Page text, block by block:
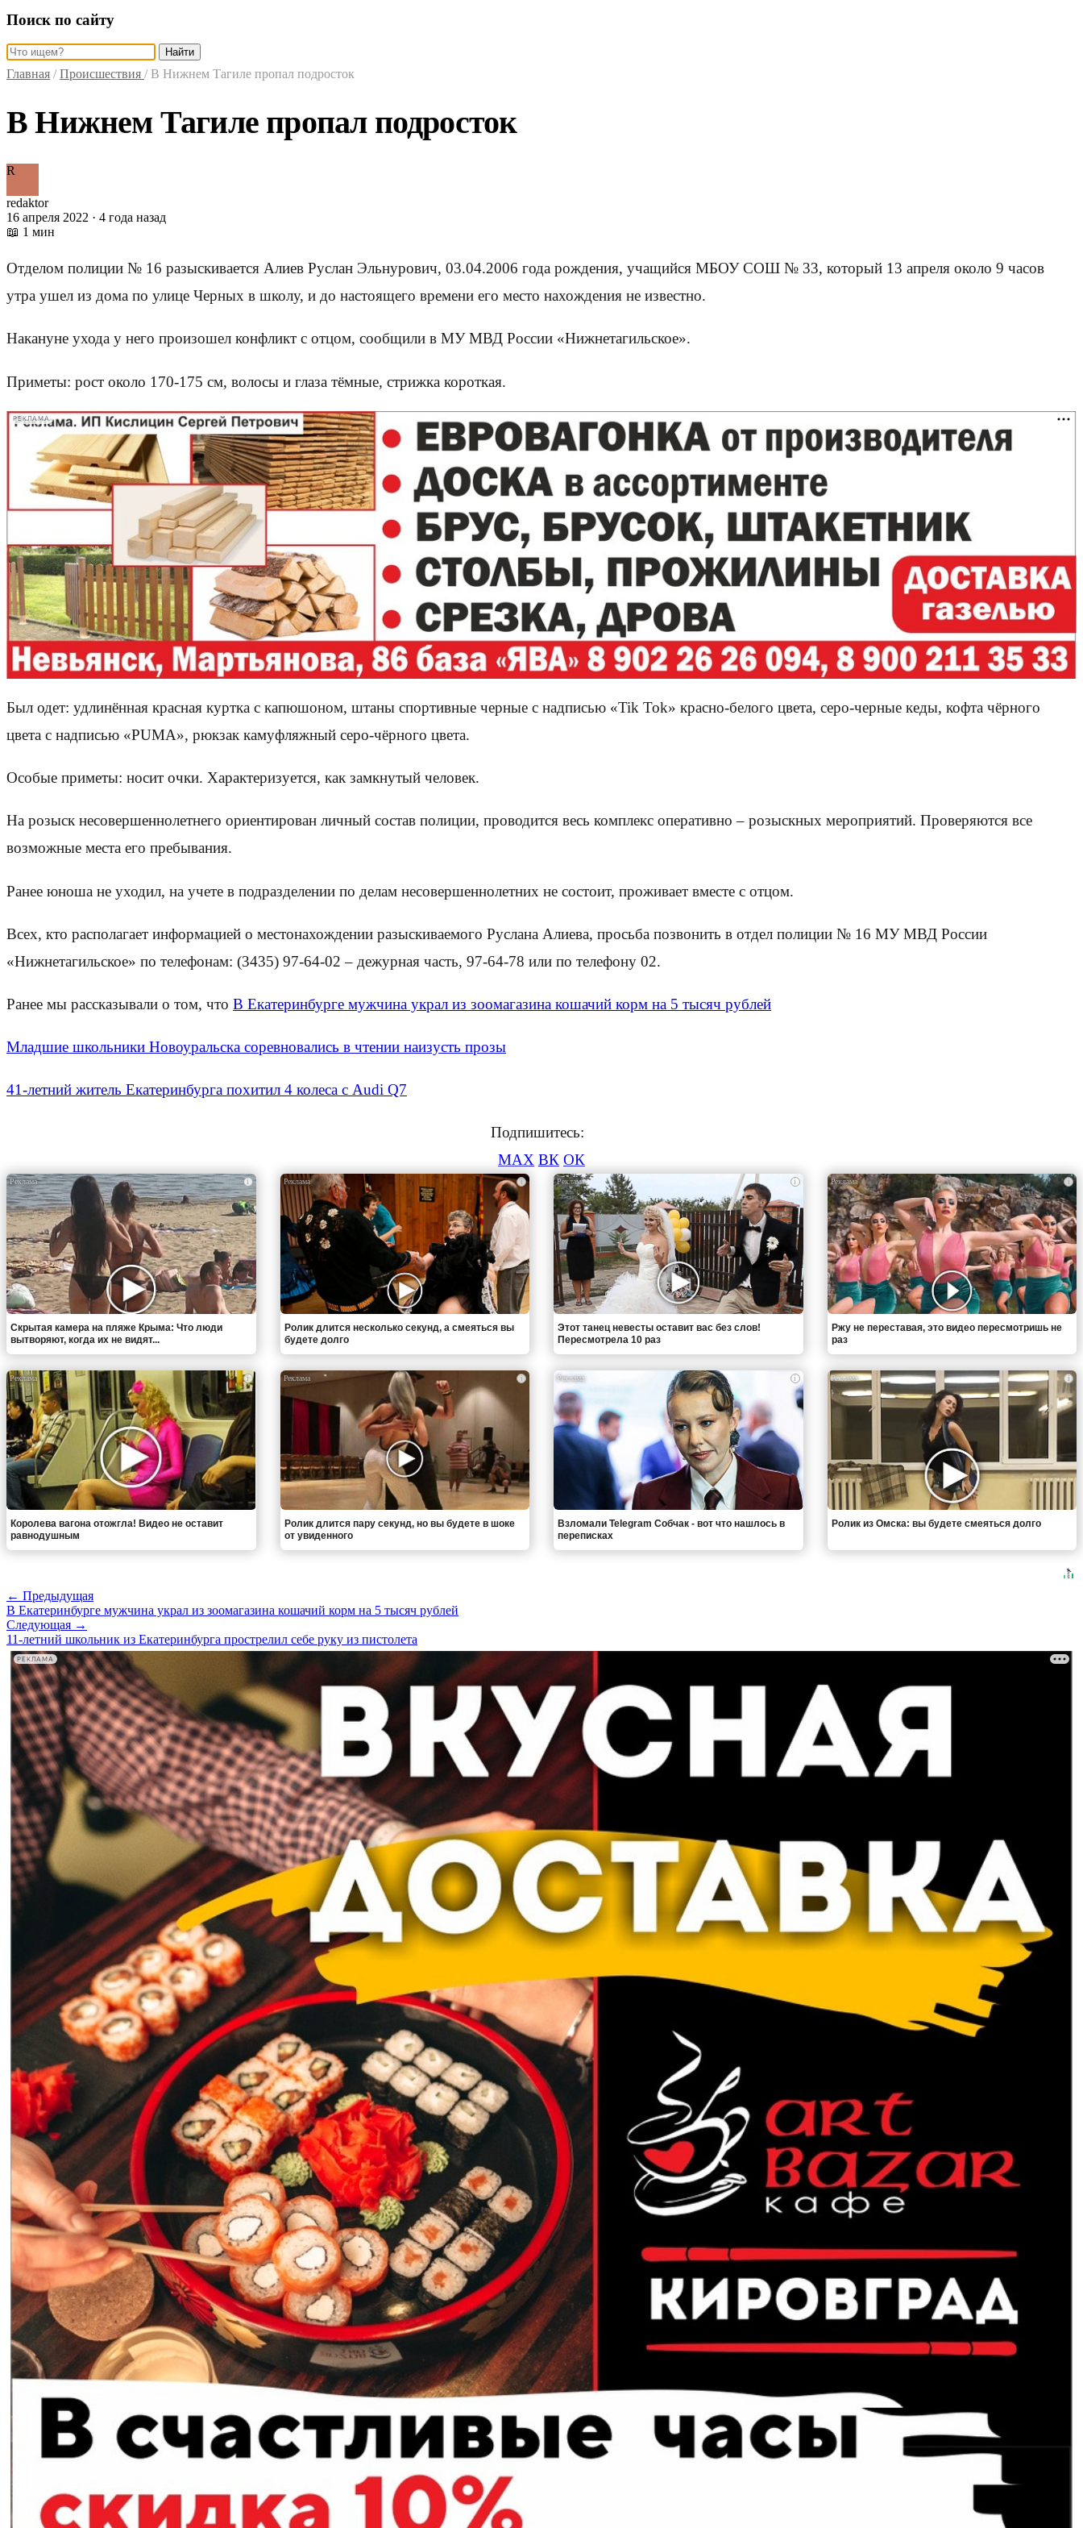
Поиск по сайту
Найти
Главная / Происшествия / В Нижнем Тагиле пропал подросток
В Нижнем Тагиле пропал подросток
R
redaktor
16 апреля 2022 · 4 года назад
📖 1 мин
Отделом полиции № 16 разыскивается Алиев Руслан Эльнурович, 03.04.2006 года рождения, учащийся МБОУ СОШ № 33, который 13 апреля около 9 часов
утра ушел из дома по улице Черных в школу, и до настоящего времени его место нахождения не известно.
Накануне ухода у него произошел конфликт с отцом, сообщили в МУ МВД России «Нижнетагильское».
Приметы: рост около 170-175 см, волосы и глаза тёмные, стрижка короткая.
РЕКЛАМА
Был одет: удлинённая красная куртка с капюшоном, штаны спортивные черные с надписью «Tik Tok» красно-белого цвета, серо-черные кеды, кофта чёрного
цвета с надписью «PUMA», рюкзак камуфляжный серо-чёрного цвета.
Особые приметы: носит очки. Характеризуется, как замкнутый человек.
На розыск несовершеннолетнего ориентирован личный состав полиции, проводится весь комплекс оперативно – розыскных мероприятий. Проверяются все
возможные места его пребывания.
Ранее юноша не уходил, на учете в подразделении по делам несовершеннолетних не состоит, проживает вместе с отцом.
Всех, кто располагает информацией о местонахождении разыскиваемого Руслана Алиева, просьба позвонить в отдел полиции № 16 МУ МВД России
«Нижнетагильское» по телефонам: (3435) 97-64-02 – дежурная часть, 97-64-78 или по телефону 02.
Ранее мы рассказывали о том, что В Екатеринбурге мужчина украл из зоомагазина кошачий корм на 5 тысяч рублей
Младшие школьники Новоуральска соревновались в чтении наизусть прозы
41-летний житель Екатеринбурга похитил 4 колеса с Audi Q7
Подпишитесь:
MAX ВК ОК
i
Скрытая камера на пляже Крыма: Что люди
вытворяют, когда их не видят...
i
Ролик длится несколько секунд, а смеяться вы
будете долго
i
Этот танец невесты оставит вас без слов!
Пересмотрела 10 раз
i
Ржу не переставая, это видео пересмотришь не
раз
i
Королева вагона отожгла! Видео не оставит
равнодушным
i
Ролик длится пару секунд, но вы будете в шоке
от увиденного
i
Взломали Telegram Собчак - вот что нашлось в
переписках
i
Ролик из Омска: вы будете смеяться долго
← Предыдущая
В Екатеринбурге мужчина украл из зоомагазина кошачий корм на 5 тысяч рублей
Следующая →
11-летний школьник из Екатеринбурга прострелил себе руку из пистолета
РЕКЛАМА